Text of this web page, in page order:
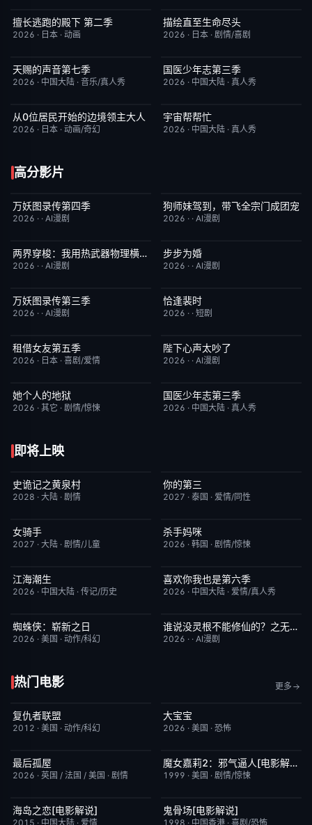
更新至第04集
擅长逃跑的殿下 第二季
2026 · 日本 · 动画
更新至第06集
描绘直至生命尽头
2026 · 日本 · 剧情/喜剧
今日更新
天赐的声音第七季
2026 · 中国大陆 · 音乐/真人秀
今日更新
国医少年志第三季
2026 · 中国大陆 · 真人秀
更新至第06集 1.0
从0位居民开始的边境领主大人
2026 · 日本 · 动画/奇幻
更新至第3期
宇宙帮帮忙
2026 · 中国大陆 · 真人秀
高分影片
完结
万妖图录传第四季
2026 · · AI漫剧
完结 10.0
狗师妹驾到，带飞全宗门成团宠
2026 · · AI漫剧
完结 10.0两界穿梭：我用热武器物理横推修真界
2026 · · AI漫剧
完结
步步为婚
2026 · · AI漫剧
完结
万妖图录传第三季
2026 · · AI漫剧
完结
恰逢裴时
2026 · · 短剧
已完结
租借女友第五季
2026 · 日本 · 喜剧/爱情
完结
陛下心声太吵了
2026 · · AI漫剧
HD中字
她个人的地狱
2026 · 其它 · 剧情/惊悚
今日更新
国医少年志第三季
2026 · 中国大陆 · 真人秀
即将上映
6月23日更新
史诡记之黄泉村
2028 · 大陆 · 剧情
更新至第02集
你的第三
2027 · 泰国 · 爱情/同性
7月15日更新
女骑手
2027 · 大陆 · 剧情/儿童
更新至第02集
杀手妈咪
2026 · 韩国 · 剧情/惊悚
更新至第26集
江海潮生
2026 · 中国大陆 · 传记/历史
今日更新
喜欢你我也是第六季
2026 · 中国大陆 · 爱情/真人秀
TC中字
蜘蛛侠：崭新之日
2026 · 美国 · 动作/科幻
完结 5.0谁说没灵根不能修仙的？之无灵证道第五季
2026 · · AI漫剧
热门电影 更多
完结
复仇者联盟
2012 · 美国 · 动作/科幻
今日更新
大宝宝
2026 · 美国 · 恐怖
HD中字
最后孤屋
2026 · 英国 / 法国 / 美国 · 剧情
已完结 5.7魔女嘉莉2：邪气逼人[电影解说]
1999 · 美国 · 剧情/惊悚
已完结
海岛之恋[电影解说]
2015 · 中国大陆 · 爱情
已完结
鬼骨场[电影解说]
1998 · 中国香港 · 喜剧/恐怖